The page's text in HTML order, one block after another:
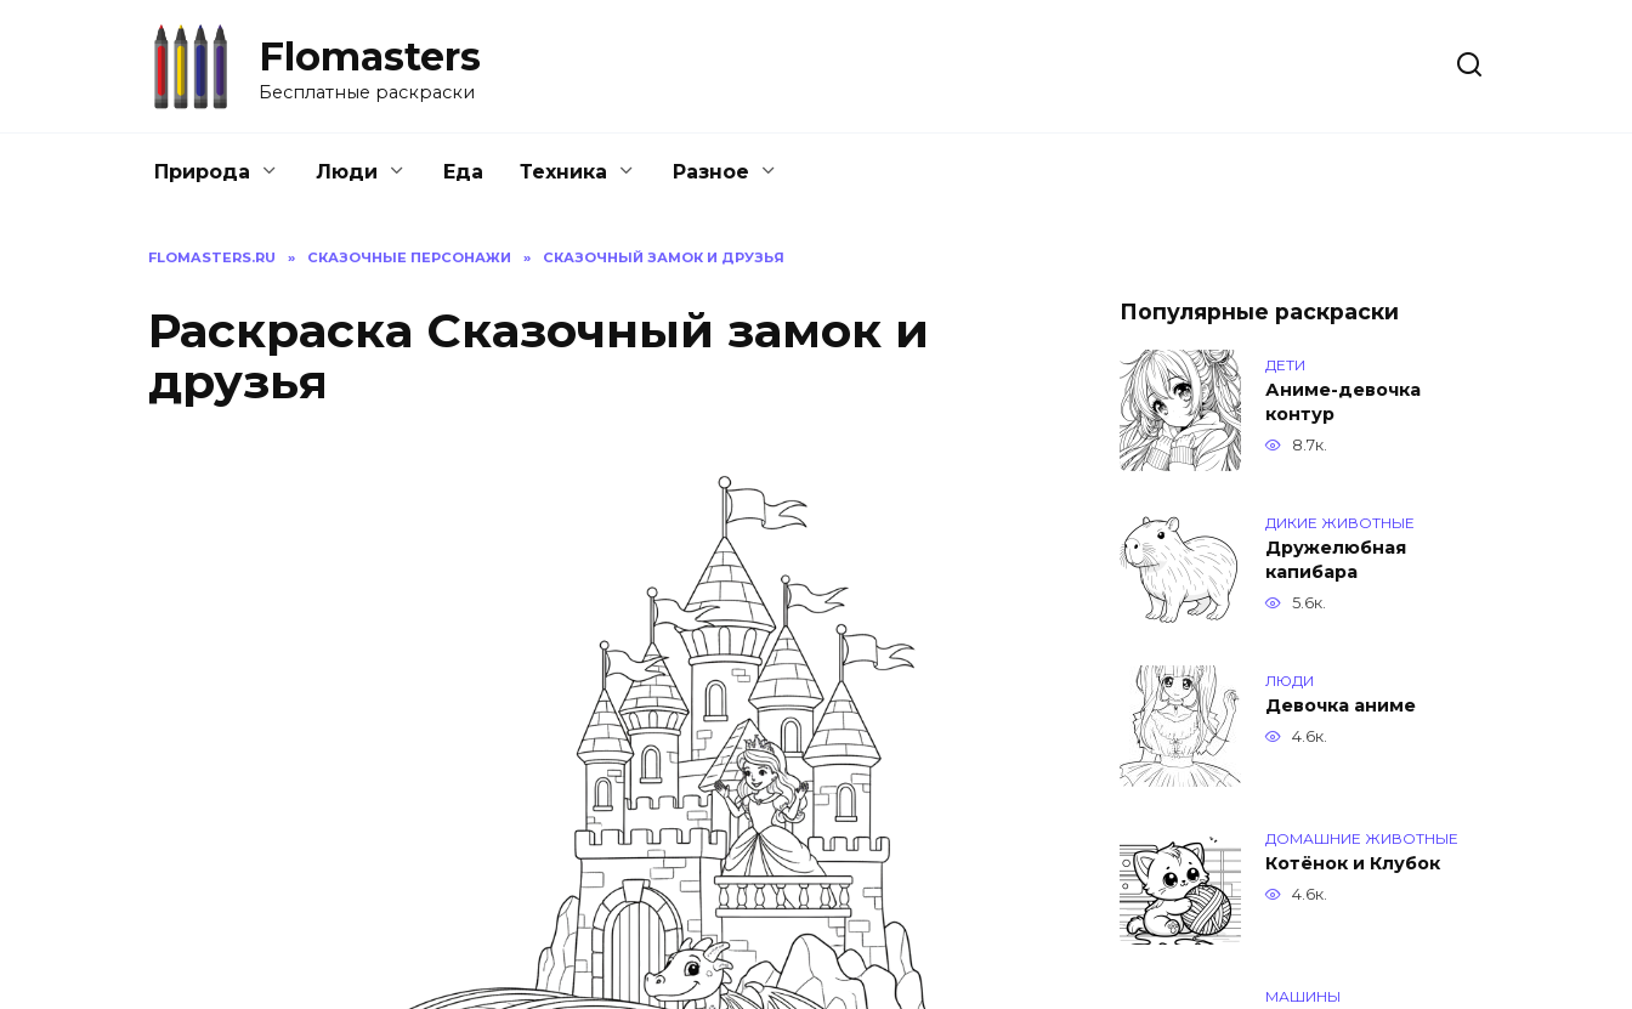
Flomasters
Бесплатные раскраски
Природа Люди Еда Техника Разное
FLOMASTERS.RU » СКАЗОЧНЫЕ ПЕРСОНАЖИ » СКАЗОЧНЫЙ ЗАМОК И ДРУЗЬЯ
Раскраска Сказочный замок и
друзья
Популярные раскраски
ДЕТИ
Аниме-девочка
контур
8.7к.
ДИКИЕ ЖИВОТНЫЕ
Дружелюбная
капибара
5.6к.
ЛЮДИ
Девочка аниме
4.6к.
ДОМАШНИЕ ЖИВОТНЫЕ
Котёнок и Клубок
4.6к.
МАШИНЫ